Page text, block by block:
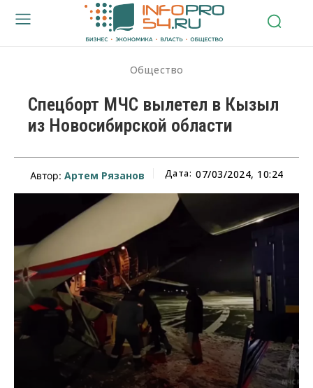
Общество
Спецборт МЧС вылетел в Кызыл
из Новосибирской области
Автор: Артем Рязанов Дата: 07/03/2024, 10:24